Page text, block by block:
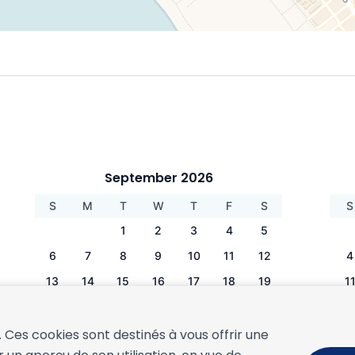
cookies sont destinés à vous offrir une
September 2026
S M T W T F
S
1
2 3 4
5
6
7 8 9 10 11
12
13
14 15 16 17 18
19
27
28 29 30
S
4
11